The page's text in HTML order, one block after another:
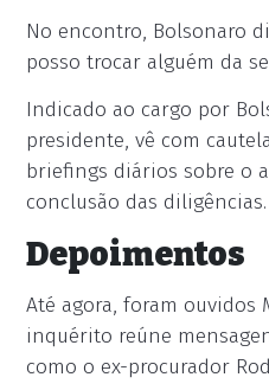
No encontro, Bolsonaro
posso trocar alguém da
Indicado ao cargo por
presidente, vê com
briefings diários sobre o
conclusão das diligências.
Depoimentos
Até agora, foram ouvidos
inquérito reúne
como o ex-procurador